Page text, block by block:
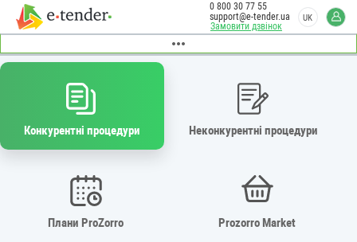
Замовити дзвінок
0 800 30 77 55
support@e-tender.ua
UK
Конкурентні процедури Неконкурентні процедури
Плани ProZorro Prozorro Market